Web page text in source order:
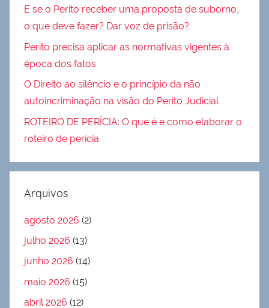
E se o Perito receber uma proposta de suborno,
o que deve fazer? Dar voz de prisão?
Perito precisa aplicar as normativas vigentes à
época dos fatos
O Direito ao silêncio e o princípio da não
autoincriminação na visão do Perito Judicial
ROTEIRO DE PERÍCIA: O que é e como elaborar o
roteiro de perícia
Arquivos
agosto 2026 (2)
julho 2026 (13)
junho 2026 (14)
maio 2026 (15)
abril 2026 (12)